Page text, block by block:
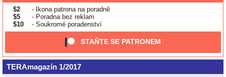
$2
- Ikona patrona na poradně
$5
- Poradna bez reklam
$10
- Soukromé poradenství
STAŇTE SE PATRONEM
TERAmagazín 1/2017